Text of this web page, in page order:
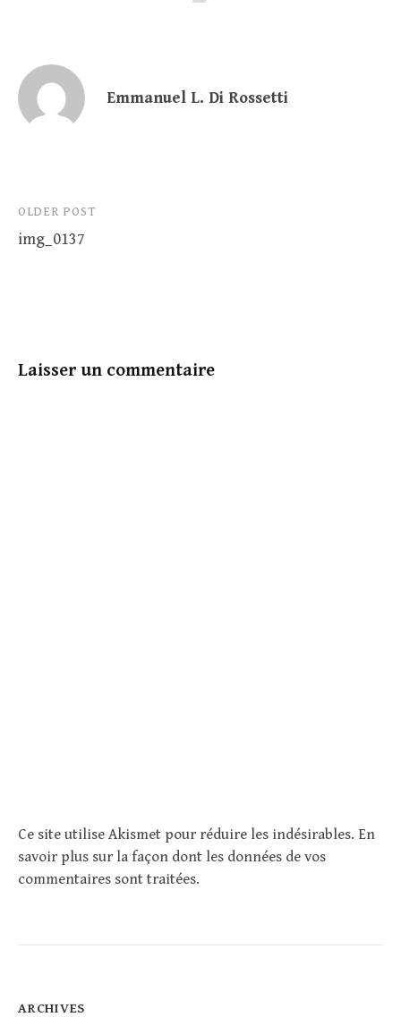
Emmanuel L. Di Rossetti
Post
navigation
OLDER POST
img_0137
Laisser un commentaire
Ce site utilise Akismet pour réduire les indésirables. En
savoir plus sur la façon dont les données de vos
commentaires sont traitées.
ARCHIVES